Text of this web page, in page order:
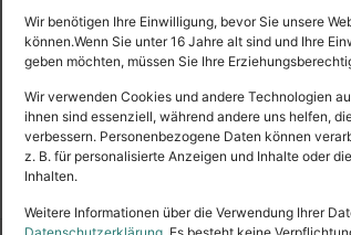
Wir benötigen Ihre Einwilligung, bevor Sie unsere
können.Wenn Sie unter 16 Jahre alt sind und Ihre
geben möchten, müssen Sie Ihre
Wir verwenden Cookies und andere Technologien
ihnen sind essenziell, während andere uns helfen,
verbessern. Personenbezogene Daten können
z. B. für personalisierte Anzeigen und Inhalte oder
Inhalten.
Weitere Informationen über die Verwendung Ihrer